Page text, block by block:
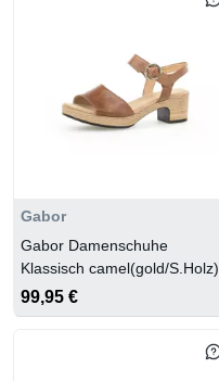
Gabor
Gabor Damenschuhe
Klassisch camel(gold/S.Holz)
99,95 €